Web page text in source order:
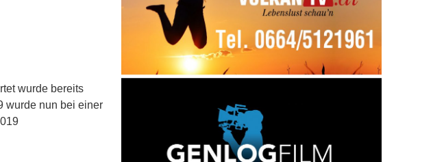
wurde bereits
wurde nun bei einer